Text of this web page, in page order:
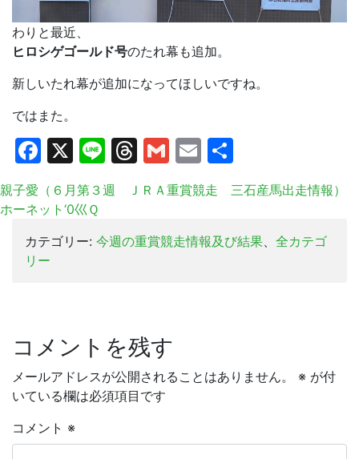
わりと最近、
ヒロシゲゴールド号のたれ幕も追加。
新しいたれ幕が追加になってほしいですね。
ではまた。
Facebook
X LineThreads
Gmail
Email
有
親子愛（６月第３週 ＪＲＡ重賞競走 三石産馬出走情報）
ホーネット‘0巛Ｑ
カテゴリー: 今週の重賞競走情報及び結果、 全カテゴ
リー
コメントを残す
メールアドレスが公開されることはありません。 ※ が付
いている欄は必須項目です
コメント ※